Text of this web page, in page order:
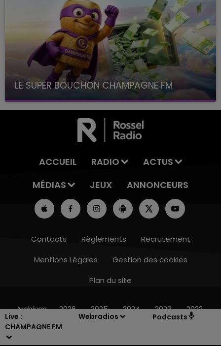
Live :
CHAMPAGNE FM
Webradios Podcasts
7h00 - 12h00
LE SUPER BOUCHON CHAMPAGNE FM
avec La Famille Champagne FM, à 8H10
ACCUEIL RADIO
ACTUS
MÉDIAS
JEUX ANNONCEURS
Contacts Règlements
Recrutement
Mentions Légales
Gestion des cookies
Plan du site
Archives 2026 2025 2024 2023 2022